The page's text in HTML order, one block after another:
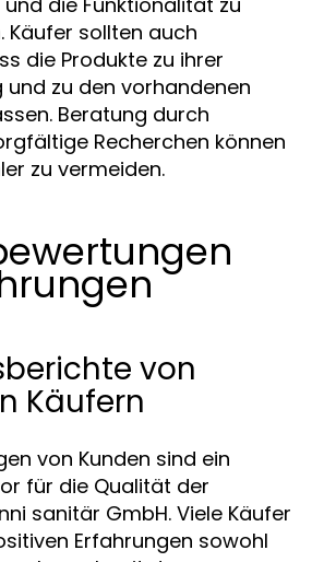
Käufer sollten auch
die Produkte zu ihrer
zu den vorhandenen
Beratung durch
Recherchen können
zu vermeiden.
von
Käufern
von Kunden sind ein
für die Qualität der
sanitär GmbH. Viele Käufer
Erfahrungen sowohl